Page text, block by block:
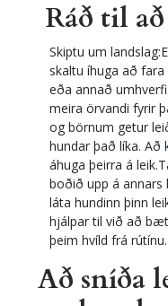
Ráð til
Skiptu um
skaltu íhuga að
eða annað
meira örvandi fyrir
og börnum getur
hundar það líka. Að
áhuga þeirra á
boðið upp á annars
láta hundinn þinn
hjálpar til við að
þeim hvíld frá rútínu.
Að sníða